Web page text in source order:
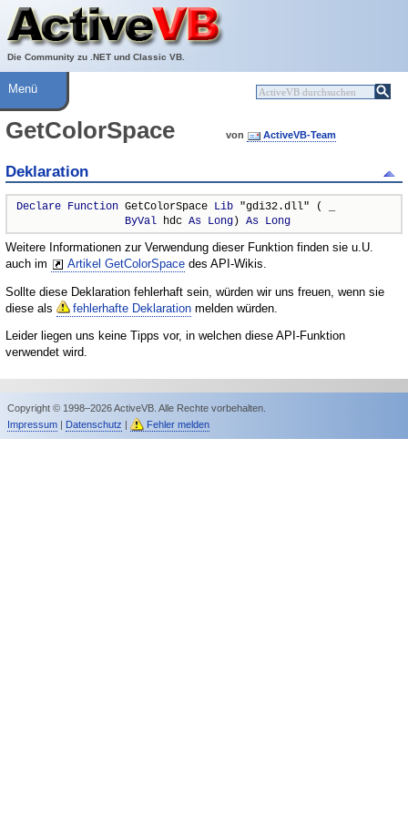
Die Community zu .NET und Classic VB.
Über ActiveVB
Hilfe
Menü
GetColorSpace von ActiveVB-Team
Deklaration
Declare Function GetColorSpace Lib "gdi32.dll" ( _
ByVal hdc As Long) As Long
Weitere Informationen zur Verwendung dieser Funktion finden sie u.U.
auch im
Artikel GetColorSpace des API-Wikis.
Sollte diese Deklaration fehlerhaft sein, würden wir uns freuen, wenn sie
diese als
fehlerhafte Deklaration melden würden.
Leider liegen uns keine Tipps vor, in welchen diese API-Funktion
verwendet wird.
Copyright © 1998–2026 ActiveVB. Alle Rechte vorbehalten.
Impressum| Datenschutz | Fehler melden